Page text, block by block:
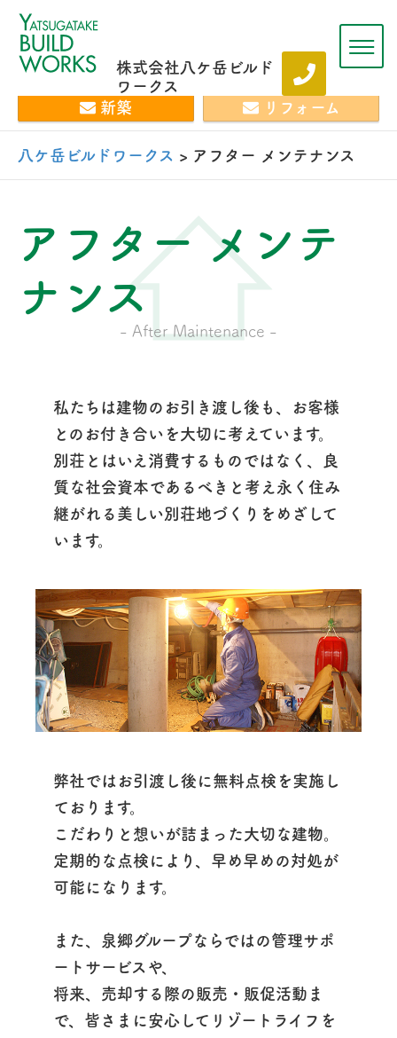
株式会社八ケ岳ビルド
ワークス
新築
リフォーム
八ケ岳ビルドワークス > アフター メンテナンス
アフター メンテ
ナンス
- After Maintenance -
私たちは建物のお引き渡し後も、お客様
とのお付き合いを大切に考えています。
別荘とはいえ消費するものではなく、良
質な社会資本であるべきと考え永く住み
継がれる美しい別荘地づくりをめざして
います。
弊社ではお引渡し後に無料点検を実施し
ております。
こだわりと想いが詰まった大切な建物。
定期的な点検により、早め早めの対処が
可能になります。
また、泉郷グループならではの管理サポ
ートサービスや、
将来、売却する際の販売・販促活動ま
で、皆さまに安心してリゾートライフを